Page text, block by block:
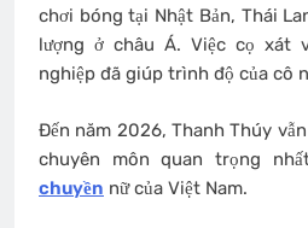
chơi bóng tại Nhật Bản, Thái
lượng ở châu Á. Việc cọ xát
nghiệp đã giúp trình độ của cô
Đến năm 2026, Thanh Thúy
chuyên môn quan trọng
chuyền nữ của Việt Nam.